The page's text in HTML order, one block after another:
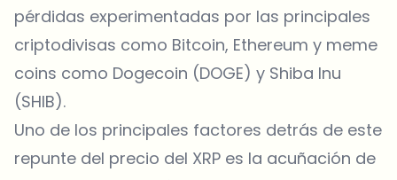
pérdidas experimentadas por las principales
criptodivisas como Bitcoin, Ethereum y meme
coins como Dogecoin (DOGE) y Shiba Inu
(SHIB).
Uno de los principales factores detrás de este
repunte del precio del XRP es la acuñación de